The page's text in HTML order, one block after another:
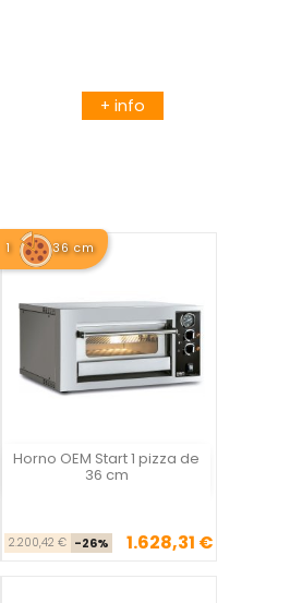
+ info
1 36 cm
Horno OEM Start 1 pizza de
36 cm
Precio base
2.200,42 € -26% Precio
1.628,31 €

Vista rápida